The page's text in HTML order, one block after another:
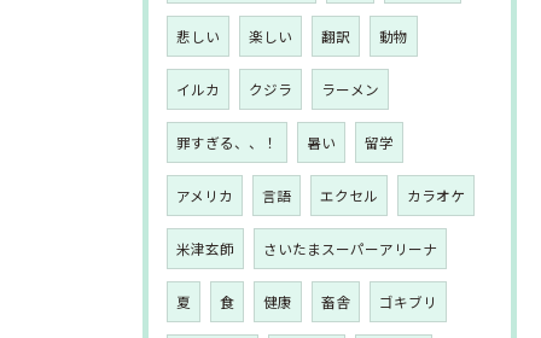
悲しい 楽しい 翻訳 動物
イルカ クジラ ラーメン
罪すぎる、、！ 暑い 留学
アメリカ 言語 エクセル カラオケ
米津玄師 さいたまスーパーアリーナ
夏 食 健康 畜舎 ゴキブリ